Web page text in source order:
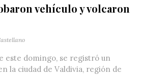
vehículo y volcaron
este domingo, se registró un
la ciudad de Valdivia, región de